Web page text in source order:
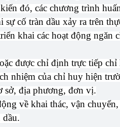
đó, các chương trình
cố tràn dầu xảy ra trên
khai các hoạt động ngăn
được chỉ định trực tiếp
nhiệm của chỉ huy hiện
sở, địa phương, đơn vị.
về khai thác, vận
dầu.